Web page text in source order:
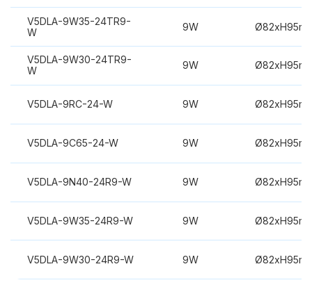
V5DLA-9W35-24TR9-
W
9W
V5DLA-9W30-24TR9-
W
9W
V5DLA-9RC-24-W 9W
V5DLA-9C65-24-W 9W
V5DLA-9N40-24R9-W 9W
V5DLA-9W35-24R9-W 9W
V5DLA-9W30-24R9-W 9W